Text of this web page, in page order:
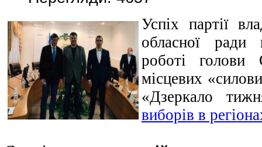
Успіх партії
обласної
роботі
місцевих
«Дзеркало
виборів в